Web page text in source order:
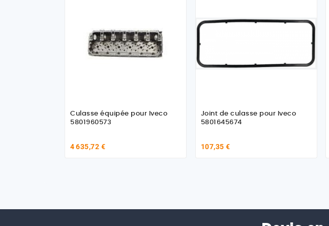
Culasse équipée pour Iveco
5801960573
4 635,72 €
Joint de culasse pour Iveco
5801645674
107,35 €